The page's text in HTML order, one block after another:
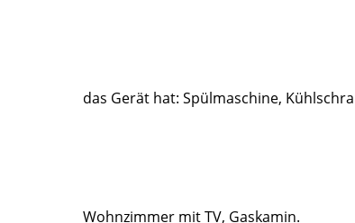
das Gerät hat: Spülmaschine,
Wohnzimmer mit TV, Gaskamin.